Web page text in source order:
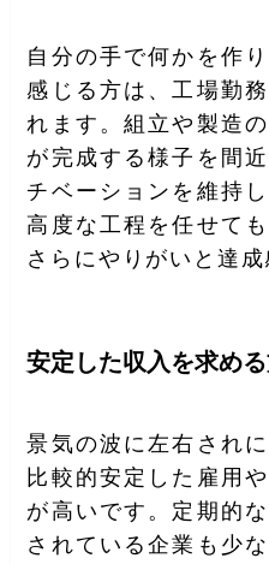
自分の手で何かを作
感じる方は、工場勤
れます。組立や製造
が完成する様子を間
チベーションを維持
高度な工程を任せて
さらにやりがいと達成
安定した収入を求め
景気の波に左右され
比較的安定した雇用
が高いです。定期的
されている企業も少